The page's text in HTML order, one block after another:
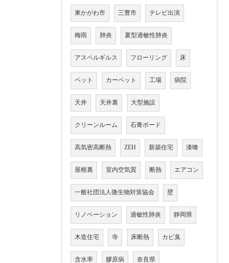
東かがわ市 三豊市 テレビ出演
梅雨 肺炎 夏型過敏性肺炎
アスペルギルス フローリング 床
ペット カーペット 工場 病院
天井 天井裏 大型施設
クリーンルーム 石膏ボード
高気密高断熱 ZEH 新築住宅 漆喰
屋根裏 室内空気質 断熱 エアコン
一般社団法人微生物対策協会 壁
リノベーション 過敏性肺炎 静岡県
木造住宅 寺 床断熱 カビ臭
含水率 膠原病 奈良県